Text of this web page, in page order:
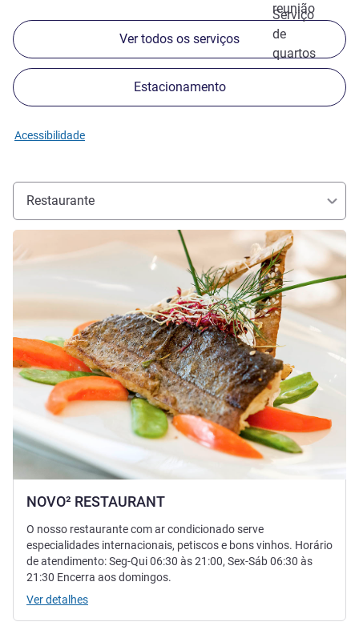
reunião
Serviço
de
quartos
Ver todos os serviços
Estacionamento
Acessibilidade
Restaurante
NOVO² RESTAURANT
Ver detalhes
O nosso restaurante com ar condicionado serve
especialidades internacionais, petiscos e bons vinhos. Horário
de atendimento: Seg-Qui 06:30 às 21:00, Sex-Sáb 06:30 às
21:30 Encerra aos domingos.
Ver detalhes